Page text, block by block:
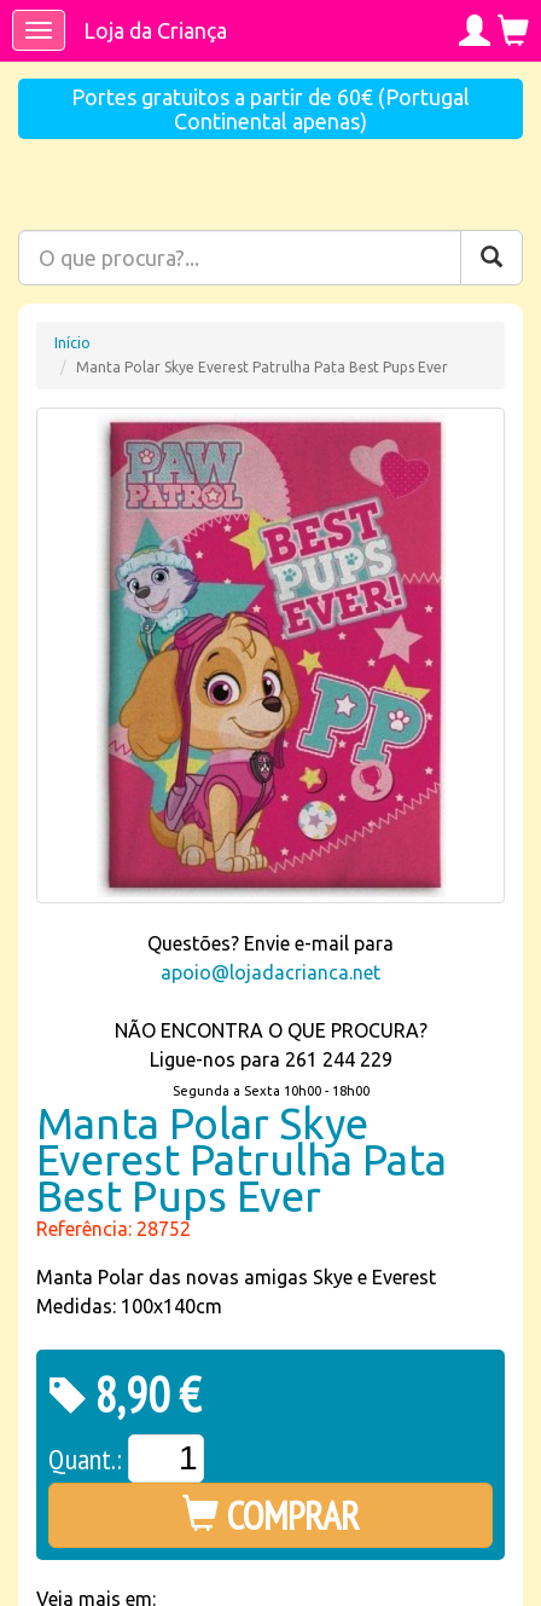
ToggleLoja da Criança
Portes gratuitos a partir de 60€ (Portugal
Continental apenas)
Início
Manta Polar Skye Everest Patrulha Pata Best Pups Ever
Questões? Envie e-mail para
apoio@lojadacrianca.net
NÃO ENCONTRA O QUE PROCURA?
Ligue-nos para 261 244 229
Segunda a Sexta 10h00 - 18h00
Manta Polar Skye
Everest Patrulha Pata
Best Pups Ever
Referência: 28752
Manta Polar das novas amigas Skye e Everest
Medidas: 100x140cm
8,90 €
Quant.:
COMPRAR
Veja mais em: